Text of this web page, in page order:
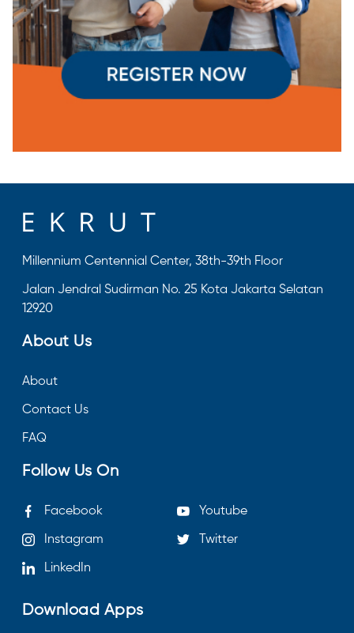
Millennium Centennial Center, 38th-39th Floor
Jalan Jendral Sudirman No. 25 Kota Jakarta Selatan
12920
About Us
About
Contact Us
FAQ
Follow Us On
Facebook Youtube
Instagram Twitter
LinkedIn
Download Apps